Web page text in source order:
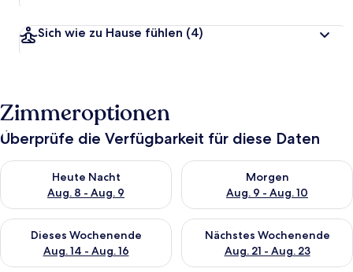
Sich wie zu Hause fühlen (4)
Zimmeroptionen
Überprüfe die Verfügbarkeit für diese Daten
Heute Nacht
Aug. 8 - Aug. 9
Überprüfe die Verfügbarkeit für heute Nacht, Aug. 8 - Aug. 9.
Morgen
Aug. 9 - Aug. 10
Überprüfe die Verfügbarkeit
Dieses Wochenende
Aug. 14 - Aug. 16
Überprüfe die Verfügbarkeit für dieses Wochenende, Aug. 14
Nächstes Wochenende
Aug. 21 - Aug. 23
Überprüfe die Verfügbarkeit